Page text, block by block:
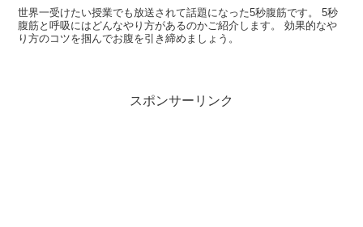
世界一受けたい授業でも放送されて話題になった5秒腹筋です。 5秒
腹筋と呼吸にはどんなやり方があるのかご紹介します。 効果的なや
り方のコツを掴んでお腹を引き締めましょう。
スポンサーリンク